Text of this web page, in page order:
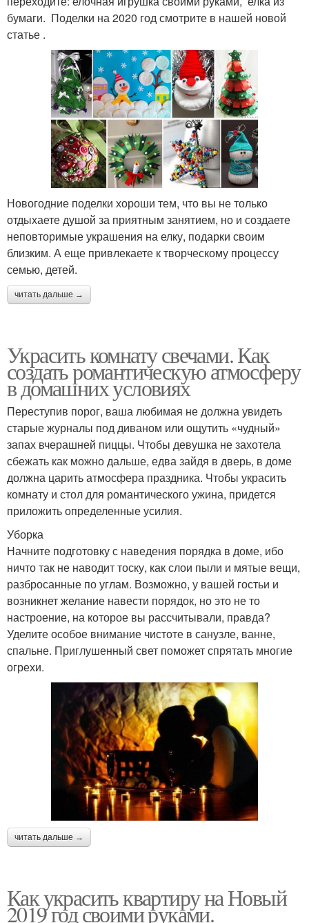
бумаги. Поделки на 2020 год смотрите в нашей новой
статье .
Новогодние поделки хороши тем, что вы не только
отдыхаете душой за приятным занятием, но и создаете
неповторимые украшения на елку, подарки своим
близким. А еще привлекаете к творческому процессу
семью, детей.
читать дальше →
Украсить комнату свечами. Как
создать романтическую атмосферу
в домашних условиях
Переступив порог, ваша любимая не должна увидеть
старые журналы под диваном или ощутить «чудный»
запах вчерашней пиццы. Чтобы девушка не захотела
сбежать как можно дальше, едва зайдя в дверь, в доме
должна царить атмосфера праздника. Чтобы украсить
комнату и стол для романтического ужина, придется
приложить определенные усилия.
Уборка
Начните подготовку с наведения порядка в доме, ибо
ничто так не наводит тоску, как слои пыли и мятые вещи,
разбросанные по углам. Возможно, у вашей гостьи и
возникнет желание навести порядок, но это не то
настроение, на которое вы рассчитывали, правда?
Уделите особое внимание чистоте в санузле, ванне,
спальне. Приглушенный свет поможет спрятать многие
огрехи.
читать дальше →
Как украсить квартиру на Новый
2019 год своими руками.